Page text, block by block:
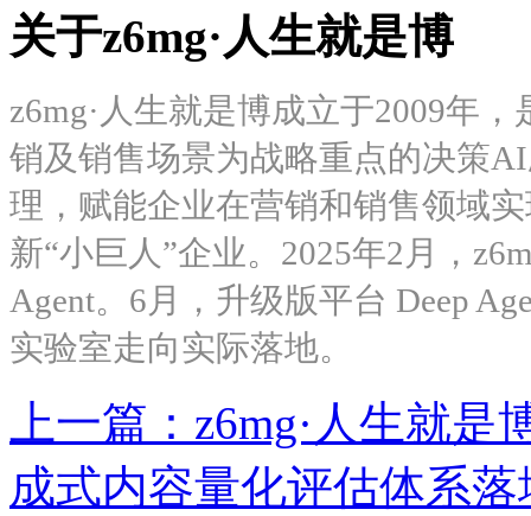
关于z6mg·人生就是博
z6mg·人生就是博成立于2009年
销及销售场景为战略重点的决策AI
理，赋能企业在营销和销售领
新“小巨人”企业。2025年2月，
Agent。6月，升级版平台 Deep
实验室走向实际落地。
上一篇：z6mg·人生
成式内容量化评估体系落